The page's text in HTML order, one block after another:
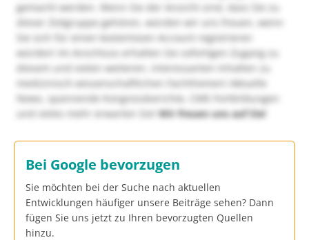
gemacht werden. Wenn Sie der Ansicht sind, dass Sie zu
dieser Zielgruppe gehören, würden wir uns freuen, wenn
Sie sich für einen kostenlosen Account registrieren
würden! Im Anschluss erhalten Sie sofortigen Zugang zu
diesem und vielen weiteren, interessanten Inhalten zu
medizinisch-wissenschaftlichen Fachthemen! Aktuelle
News, spannende Kongressberichte, CME-Fortbildungen
und vieles mehr erwarten Sie!Wir freuen uns auf Sie!
Bei Google bevorzugen
Sie möchten bei der Suche nach aktuellen
Entwicklungen häufiger unsere Beiträge sehen? Dann
fügen Sie uns jetzt zu Ihren bevorzugten Quellen
hinzu.